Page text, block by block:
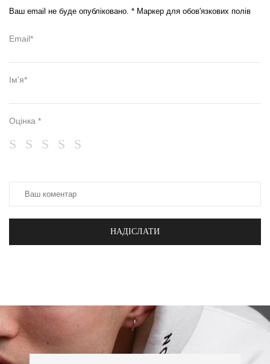
Ваш email не буде опубліковано. * Маркер для обов'язкових полів
Email*
Ім'я*
Оцінка *
НАДІСЛАТИ